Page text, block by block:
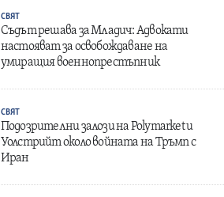
СВЯТ
Съдът решава за Младич: Адвокати
настояват за освобождаване на
умиращия военнопрестъпник
СВЯТ
Подозрителни залози на Polymarket и
Уолстрийт около войната на Тръмп с
Иран